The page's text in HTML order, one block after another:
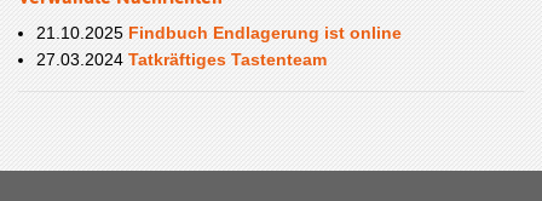
21.10.2025 Findbuch Endlagerung ist online
27.03.2024 Tatkräftiges Tastenteam